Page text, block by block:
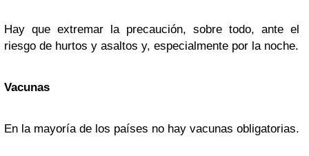
Hay que extremar la precaución, sobre todo, ante el
riesgo de hurtos y asaltos y, especialmente por la noche.
Vacunas
En la mayoría de los países no hay vacunas obligatorias.